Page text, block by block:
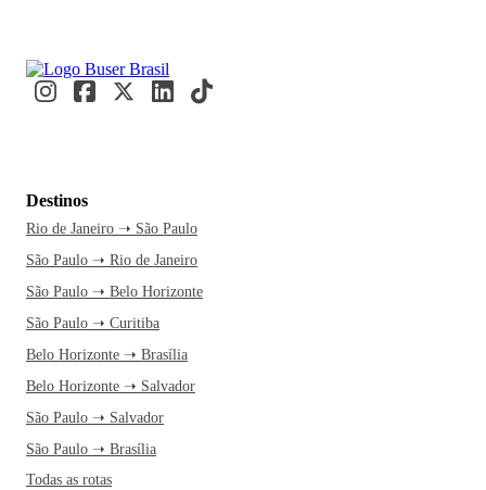
Destinos
Rio de Janeiro ➝ São Paulo
São Paulo ➝ Rio de Janeiro
São Paulo ➝ Belo Horizonte
São Paulo ➝ Curitiba
Belo Horizonte ➝ Brasília
Belo Horizonte ➝ Salvador
São Paulo ➝ Salvador
São Paulo ➝ Brasília
Todas as rotas